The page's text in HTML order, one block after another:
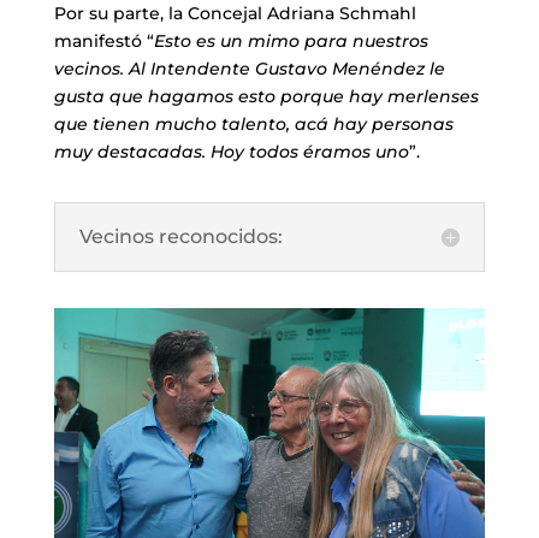
Por su parte, la Concejal Adriana Schmahl
manifestó “Esto es un mimo para nuestros
vecinos. Al Intendente Gustavo Menéndez le
gusta que hagamos esto porque hay merlenses
que tienen mucho talento, acá hay personas
muy destacadas. Hoy todos éramos uno”.
Vecinos reconocidos: